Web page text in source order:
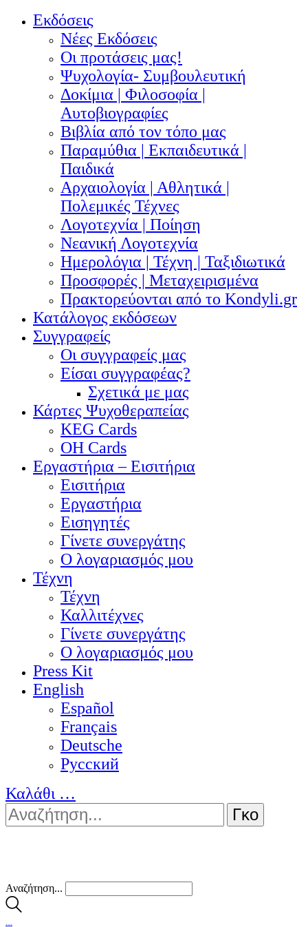
Εκδόσεις
Νέες Εκδόσεις
Οι προτάσεις μας!
Ψυχολογία- Συμβουλευτική
Δοκίμια | Φιλοσοφία |
Αυτοβιογραφίες
Βιβλία από τον τόπο μας
Παραμύθια | Εκπαιδευτικά |
Παιδικά
Αρχαιολογία | Αθλητικά |
Πολεμικές Τέχνες
Λογοτεχνία | Ποίηση
Νεανική Λογοτεχνία
Ημερολόγια | Τέχνη | Ταξιδιωτικά
Προσφορές | Μεταχειρισμένα
Πρακτορεύονται από το Kondyli.gr
Κατάλογος εκδόσεων
Συγγραφείς
Οι συγγραφείς μας
Είσαι συγγραφέας?
Σχετικά με μας
Κάρτες Ψυχοθεραπείας
KEG Cards
OH Cards
Εργαστήρια – Εισιτήρια
Εισιτήρια
Εργαστήρια
Εισηγητές
Γίνετε συνεργάτης
Ο λογαριασμός μου
Τέχνη
Τέχνη
Καλλιτέχνες
Γίνετε συνεργάτης
Ο λογαριασμός μου
Press Kit
English
Español
Français
Deutsche
Pусский
Καλάθι …
Αναζήτηση...